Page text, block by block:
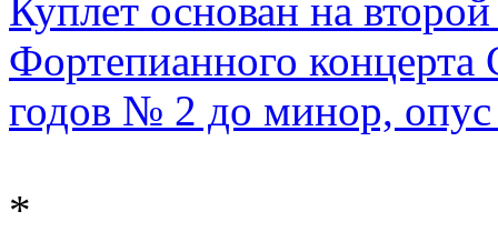
Куплет основан на
Фортепианного
годов № 2 до минор,
*